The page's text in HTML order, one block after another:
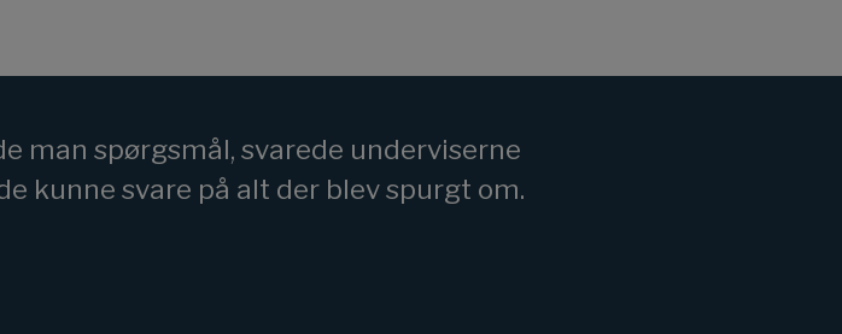
man spørgsmål, svarede underviserne
kunne svare på alt der blev spurgt om.